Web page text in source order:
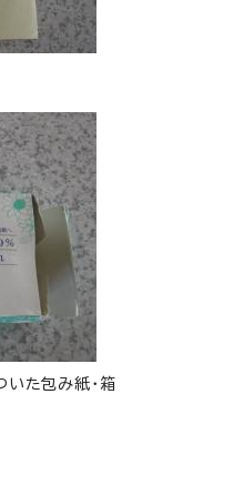
いた包み紙・箱